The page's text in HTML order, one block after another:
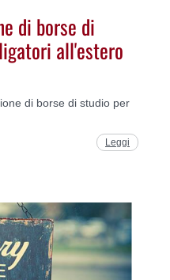
di borse di
all'estero
di borse di studio per
Leggi